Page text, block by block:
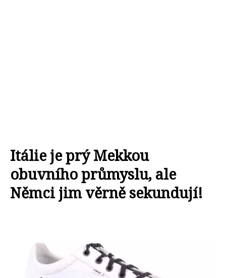
Itálie je prý Mekkou
obuvního průmyslu, ale
Němci jim věrně sekundují!